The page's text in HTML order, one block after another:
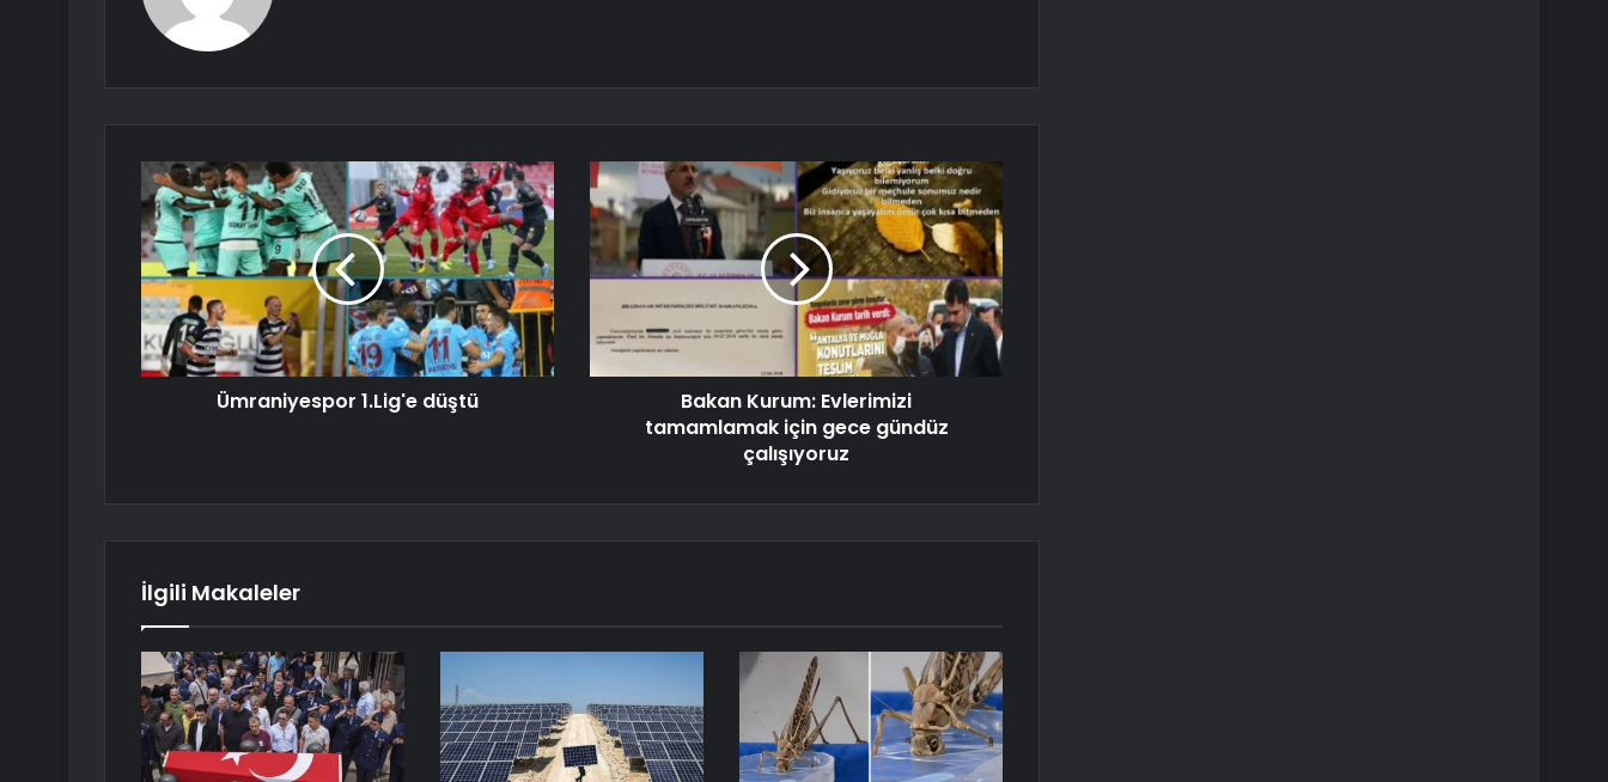
Ümraniyespor 1.Lig'e düştü
Bakan Kurum: Evlerimizi
tamamlamak için gece gündüz
çalışıyoruz
İlgili Makaleler